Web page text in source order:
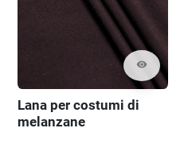
visibility
Lana per costumi di
melanzane